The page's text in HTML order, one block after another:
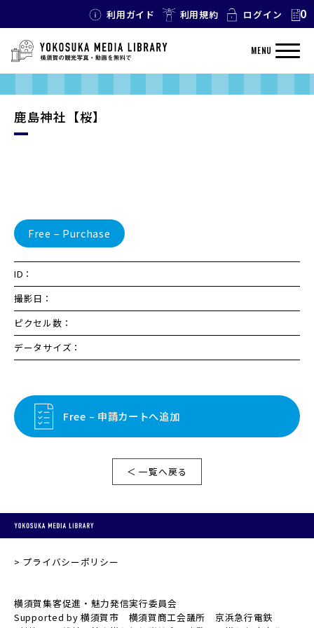
利用ガイド 利用規約 ログイン 0
MENU
鹿島神社【桜】
Free – Purchase
ID：
撮影日：
ピクセル数：
データサイズ：
Free – 申請カートへ追加
＜ 一覧へ戻る
プライバシーポリシー
横須賀集客促進・魅力発信実行委員会
Supported by 横須賀市 横須賀商工会議所 京浜急行電鉄